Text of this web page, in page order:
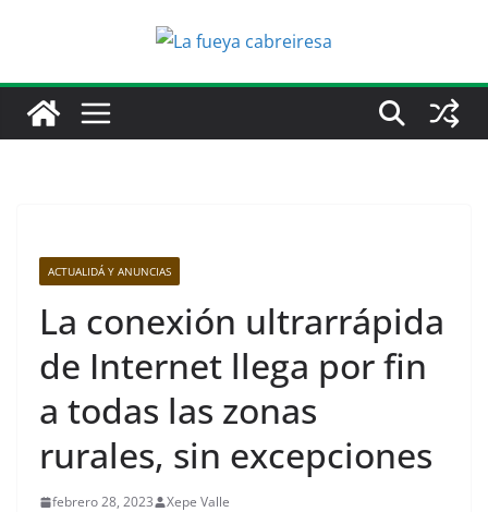
ACTUALIDÁ Y ANUNCIAS
La conexión ultrarrápida
de Internet llega por fin
a todas las zonas
rurales, sin excepciones
febrero 28, 2023 Xepe Valle